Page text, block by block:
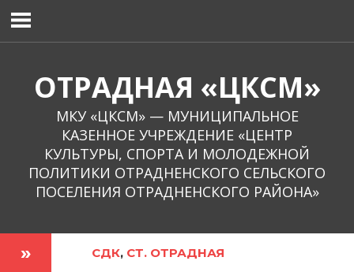
содержимому
ОТРАДНАЯ «ЦКСМ»
МКУ «ЦКСМ» — МУНИЦИПАЛЬНОЕ
КАЗЕННОЕ УЧРЕЖДЕНИЕ «ЦЕНТР
КУЛЬТУРЫ, СПОРТА И МОЛОДЕЖНОЙ
ПОЛИТИКИ ОТРАДНЕНСКОГО СЕЛЬСКОГО
ПОСЕЛЕНИЯ ОТРАДНЕНСКОГО РАЙОНА»
СДК, СТ. ОТРАДНАЯ